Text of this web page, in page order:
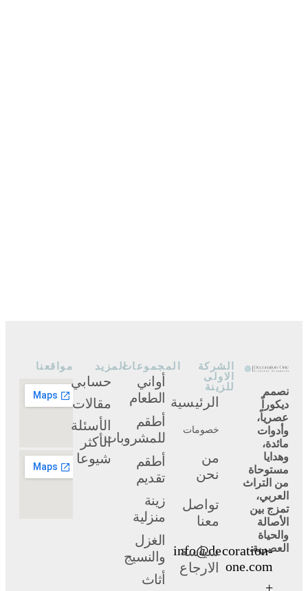
نصمم
ديكوراً
عصرياً،
وأدوات
مائدة،
وهدايا
مستوحاة
من التراث
العربي،
تمزج بين
الأصالة
والحياة
العصرية.
info@decoration-
one.com
+
مواقعنا
الشركة
الاولى
للزينة
الرئيسية
خصومات
من
نحن
تواصل
معنا
سياسة
الارجاع
المجموعات
أواني
الطعام
أطقم
للمشروبات
أطقم
تقديم
زينة
منزلية
الغزل
والنسيج
أثاث
المزيد
حسابي
مقالات
الأسئلة
الأكثر
شيوعا